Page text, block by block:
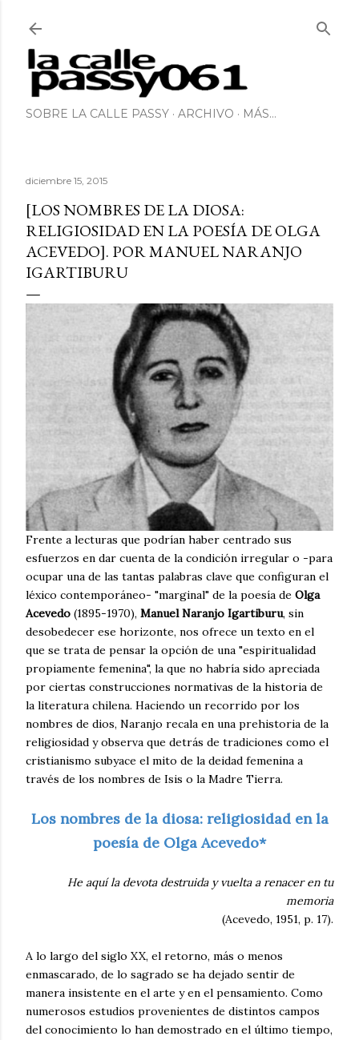
SOBRE LA CALLE PASSY ARCHIVO MÁS…
diciembre 15, 2015
[LOS NOMBRES DE LA DIOSA:
RELIGIOSIDAD EN LA POESÍA DE OLGA
ACEVEDO]. POR MANUEL NARANJO
IGARTIBURU
Frente a lecturas que podrían haber centrado sus
esfuerzos en dar cuenta de la condición irregular o -para
ocupar una de las tantas palabras clave que configuran el
léxico contemporáneo- "marginal" de la poesía de Olga
Acevedo (1895-1970), Manuel Naranjo Igartiburu, sin
desobedecer ese horizonte, nos ofrece un texto en el
que se trata de pensar la opción de una "espiritualidad
propiamente femenina", la que no habría sido apreciada
por ciertas construcciones normativas de la historia de
la literatura chilena. Haciendo un recorrido por los
nombres de dios, Naranjo recala en una prehistoria de la
religiosidad y observa que detrás de tradiciones como el
cristianismo subyace el mito de la deidad femenina a
través de los nombres de Isis o la Madre Tierra.
Los nombres de la diosa: religiosidad en la
poesía de Olga Acevedo*
He aquí la devota destruida y vuelta a renacer en tu
memoria
(Acevedo, 1951, p. 17).
A lo largo del siglo XX, el retorno, más o menos
enmascarado, de lo sagrado se ha dejado sentir de
manera insistente en el arte y en el pensamiento. Como
numerosos estudios provenientes de distintos campos
del conocimiento lo han demostrado en el último tiempo,